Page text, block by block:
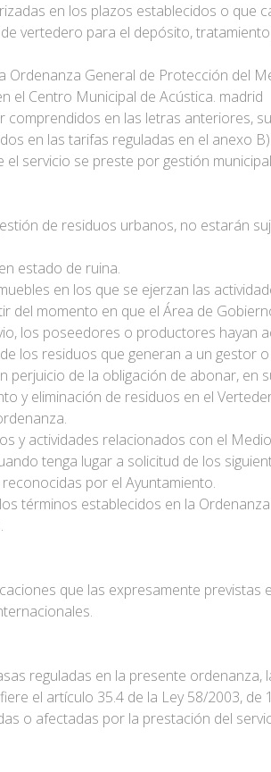
en los plazos establecidos o que
vertedero para el depósito,
Ordenanza General de Protección del
el Centro Municipal de Acústica. madrid
comprendidos en las letras anteriores,
en las tarifas reguladas en el anexo
servicio se preste por gestión
de residuos urbanos, no estarán
estado de ruina.
en los que se ejerzan las
del momento en que el Área de
los poseedores o productores hayan
los residuos que generan a un gestor
perjuicio de la obligación de abonar, en
y eliminación de residuos en el
y actividades relacionados con el
tenga lugar a solicitud de los
por el Ayuntamiento.
términos establecidos en la
que las expresamente previstas
reguladas en la presente ordenanza,
el artículo 35.4 de la Ley 58/2003, de
o afectadas por la prestación del